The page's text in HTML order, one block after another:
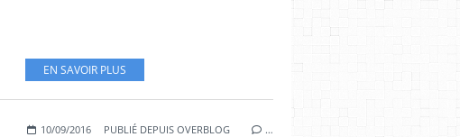
EN SAVOIR PLUS
10/09/2016 PUBLIÉ DEPUIS OVERBLOG …